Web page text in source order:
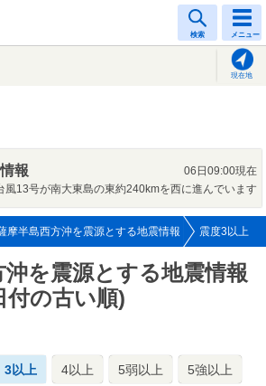
検索 メニュー
現在地
報
06日09:00現在
風13号が南大東島の東約240kmを西に進んでいます
摩半島西方沖を震源とする地震情報 震度3以上
を震源とする地震情報
付の古い順)
3以上 4以上 5弱以上 5強以上